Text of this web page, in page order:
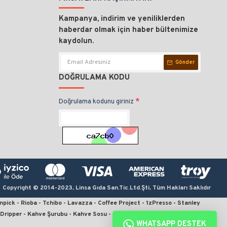
Kampanya, indirim ve yeniliklerden
haberdar olmak için haber bültenimize
kaydolun.
Gönder
DOĞRULAMA KODU
Doğrulama kodunu giriniz
Copyright © 2014-2023, Linsa Gıda San.Tic.Ltd.Şti, Tüm Hakları Saklıdır
- Rioba - Tchibo - Lavazza - Coffee Project - 1zPresso - Stanley
- Kahve Şurubu - Kahve Sosu - Kahve Değirmeni - Termos
en iyi çekirdek kahve, moka pot için kahve, v60 fiyat, kahve sitesi,
WHATSAPP DESTEK